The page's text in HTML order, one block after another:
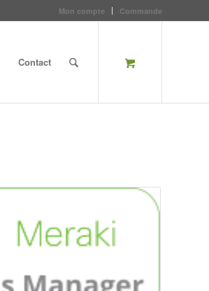
Mon compte Commande
Contact